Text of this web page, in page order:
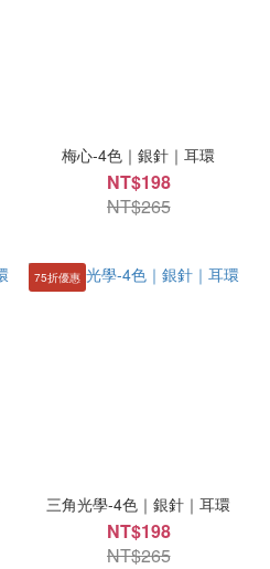
梅心-4色｜銀針｜耳環
NT$198
NT$265
75折優惠
三角光學-4色｜銀針｜耳環
NT$198
NT$265